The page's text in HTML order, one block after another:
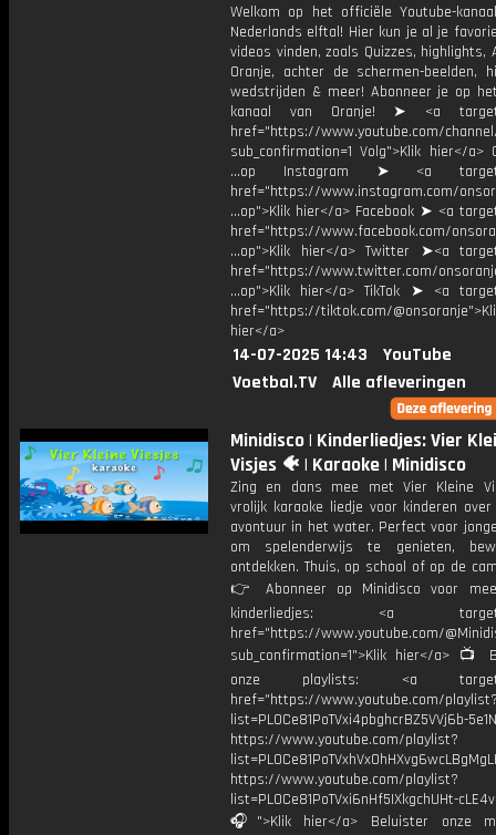
Welkom op het officiële Youtube-
Nederlands elftal! Hier kun je al je
videos vinden, zoals Quizzes, highlights,
Oranje, achter de schermen-beelden,
wedstrijden & meer! Abonneer je op
kanaal van Oranje! ➤ <a
href="https://www.youtube.com/channel/
sub_confirmation=1 Volg">Klik hier</a>
...op Instagram ➤ <a
href="https://www.instagram.com/
...op">Klik hier</a> Facebook ➤ <a
href="https://www.facebook.com/
...op">Klik hier</a> Twitter ➤<a
href="https://www.twitter.com/
...op">Klik hier</a> TikTok ➤ <a
href="https://tiktok.com/
hier</a>
14-07-2025 14:43
YouTube
Voetbal.TV
Alle afleveringen
Minidisco | Kinderliedjes: Vier
Visjes 🐠 | Karaoke | Minidisco
Zing en dans mee met Vier Kleine
vrolijk karaoke liedje voor kinderen
avontuur in het water. Perfect voor
om spelenderwijs te genieten,
ontdekken. Thuis, op school of op de
👉 Abonneer op Minidisco voor
kinderliedjes: <a
href="https://www.youtube.com/
sub_confirmation=1">Klik hier</a> 📺
onze playlists: <a
href="https://www.youtube.com/
list=PL0Ce81PoTVxi4pbghcrBZ5VVj6b-
https://www.youtube.com/playlist?
https://www.youtube.com/playlist?
list=PL0Ce81PoTVxi6nHf5IXkgchUHt-
🎧">Klik hier</a> Beluister onze